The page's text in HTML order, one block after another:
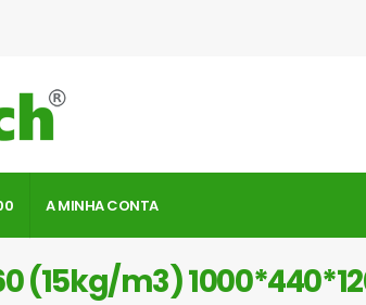
A MINHA CONTA
(15kg/m3)